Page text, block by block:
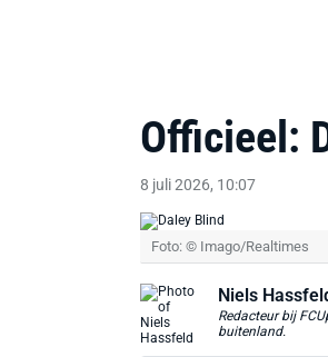
Officieel:
8 juli 2026, 10:07
Foto: © Imago/Realtimes
Niels
Redacteur bij
buitenland.